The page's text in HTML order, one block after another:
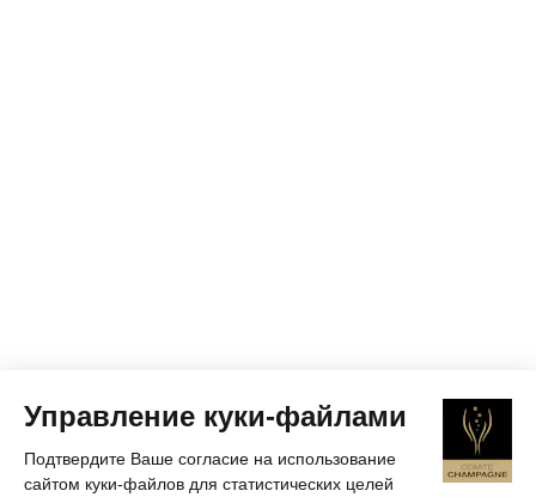
Управление куки-файлами
Подтвердите Ваше согласие на использование
сайтом куки-файлов для статистических целей